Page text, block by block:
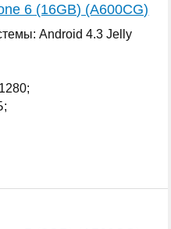
6 (16GB) (A600CG)
Android 4.3 Jelly